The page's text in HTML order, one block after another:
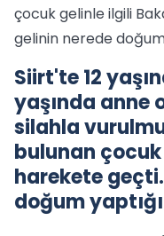
çocuk gelinle ilgili
gelinin nerede
Siirt'te 12
yaşında anne
silahla
bulunan
harekete
doğum